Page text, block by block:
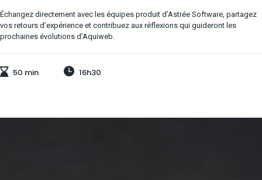
Échangez directement avec les équipes produit d’Astrée Software, partagez
vos retours d’expérience et contribuez aux réflexions qui guideront les
prochaines évolutions d’Aquiweb.
50 min 16h30